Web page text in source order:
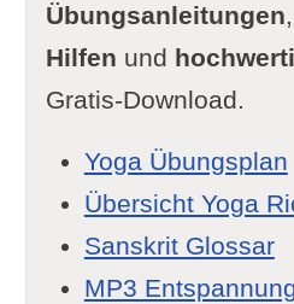
Übungsanleitungen,
Hilfen und
Gratis-Download.
Yoga Übungsplan
Übersicht Yoga
Sanskrit Glossar
MP3